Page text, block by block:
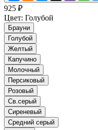
925 ₽
Цвет: Голубой
Брауни
Голубой
Желтый
Капучино
Молочный
Персиковый
Розовый
Св.серый
Сиреневый
Средний серый